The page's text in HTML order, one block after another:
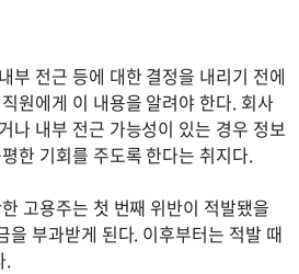
부 전근 등에 대한 결정을 내리기 전에
원에게 이 내용을 알려야 한다. 회사
나 내부 전근 가능성이 있는 경우 정보
한 기회를 주도록 한다는 취지다.
고용주는 첫 번째 위반이 적발됐을
을 부과받게 된다. 이후부터는 적발 때
.